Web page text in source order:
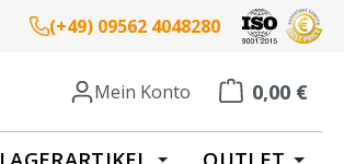
(+49) 09562 4048280
Mein Konto 0,00 €
Warenkorb